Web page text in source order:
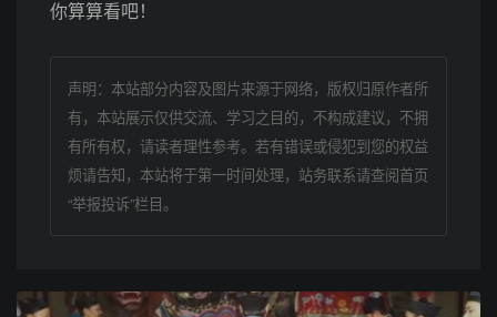
你算算看吧！
声明：本站部分内容及图片来源于网络，版权归原作者所
有，本站展示仅供交流、学习之目的，不构成建议，不拥
有所有权，请读者理性参考。若有错误或侵犯到您的权益
烦请告知，本站将于第一时间处理，站务联系请查阅首页
“举报投诉”栏目。